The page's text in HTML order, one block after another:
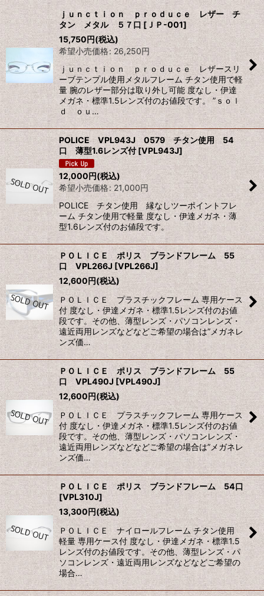
ｊｕｎｃｔｉｏｎ ｐｒｏｄｕｃｅ レザー チ
タン メタル ５７口 [ ＪＰ-001]
15,750円(税込)
希望小売価格: 26,250円
ｊｕｎｃｔｉｏｎ ｐｒｏｄｕｃｅ レザースリ
ーブテンプル使用メタルフレーム チタン使用で軽
量 腕のレザー部分は取り外し可能 度なし・伊達
メガネ・標準1.5レンズ付のお値段です。 ”ｓｏｌ
ｄ ｏｕ…
POLICE VPL943J 0579 チタン使用 54
口 薄型1.6レンズ付 [VPL943J]
12,000円(税込)
希望小売価格: 21,000円
POLICE チタン使用 縁なしツーポイントフレ
ーム チタン使用で軽量 度なし・伊達メガネ・薄
型1.6レンズ付のお値段です。
ＰＯＬＩＣＥ ポリス ブランドフレーム 55
口 VPL266J [VPL266J]
12,600円(税込)
ＰＯＬＩＣＥ プラスチックフレーム 専用ケース
付 度なし・伊達メガネ・標準1.5レンズ付のお値
段です。その他、薄型レンズ・パソコンレンズ・
遠近両用レンズなどなどご希望の場合は”メガネレ
ンズ価…
ＰＯＬＩＣＥ ポリス ブランドフレーム 55
口 VPL490J [VPL490J]
12,600円(税込)
ＰＯＬＩＣＥ プラスチックフレーム 専用ケース
付 度なし・伊達メガネ・標準1.5レンズ付のお値
段です。その他、薄型レンズ・パソコンレンズ・
遠近両用レンズなどなどご希望の場合は”メガネレ
ンズ価…
ＰＯＬＩＣＥ ポリス ブランドフレーム 54口
[VPL310J]
13,300円(税込)
ＰＯＬＩＣＥ ナイロールフレーム チタン使用
軽量 専用ケース付 度なし・伊達メガネ・標準1.5
レンズ付のお値段です。その他、薄型レンズ・パ
ソコンレンズ・遠近両用レンズなどなどご希望の
場合…